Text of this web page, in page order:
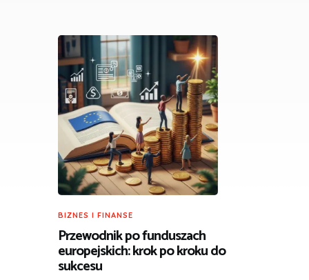
BIZNES I FINANSE
Przewodnik po funduszach
europejskich: krok po kroku do
sukcesu